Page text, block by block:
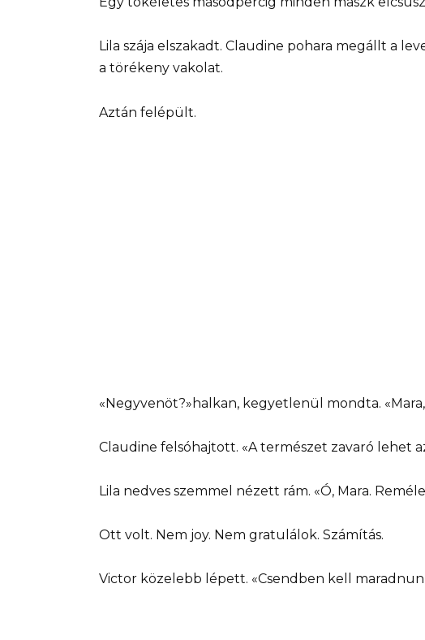
Lila szája elszakadt. Claudine pohara megállt a
a törékeny vakolat.
Aztán felépült.
«Negyvenöt?»halkan, kegyetlenül mondta.
Claudine felsóhajtott. «A természet zavaró lehet
Lila nedves szemmel nézett rám. «Ó, Mara.
Ott volt. Nem joy. Nem gratulálok. Számítás.
Victor közelebb lépett. «Csendben kell